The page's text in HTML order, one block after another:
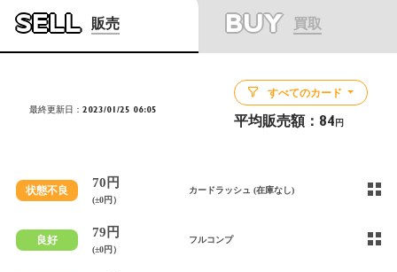
SELL 販売 BUY 買取
最終更新日：2023/01/25 06:05
すべてのカード
平均販売額： 84 円
状態不良
70円
(±0円）
カードラッシュ (在庫なし)
良好
79円
(±0円）
フルコンプ